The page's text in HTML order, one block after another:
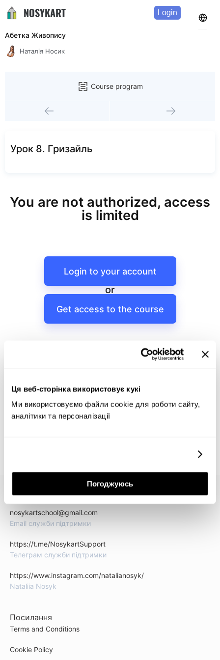
Ця веб-сторінка використовує кукі
Ми використовуємо файли cookie для роботи сайту,
аналітики та персоналізації
Погоджуюсь
NOSYKART Login
Абетка Живопису
Наталія Носик
Course program
Урок 8. Гризайль
You are not authorized, access
is limited
Login to your account
or
Get access to the course
nosykartschool@gmail.com
Email служби підтримки
https://t.me/NosykartSupport
Телеграм служби підтримки
https://www.instagram.com/natalianosyk/
Nataliia Nosyk
Посилання
Terms and Conditions
Cookie Policy